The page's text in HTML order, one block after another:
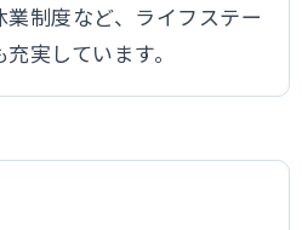
制度など、ライフステー
実しています。